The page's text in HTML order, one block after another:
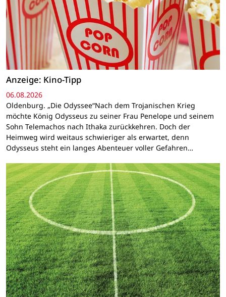
Anzeige: Kino-Tipp
06.08.2026
Oldenburg. „Die Odyssee“Nach dem Trojanischen Krieg
möchte König Odysseus zu seiner Frau Penelope und seinem
Sohn Telemachos nach Ithaka zurückkehren. Doch der
Heimweg wird weitaus schwieriger als erwartet, denn
Odysseus steht ein langes Abenteuer voller Gefahren…